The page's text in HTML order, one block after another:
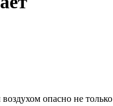
опасно не только